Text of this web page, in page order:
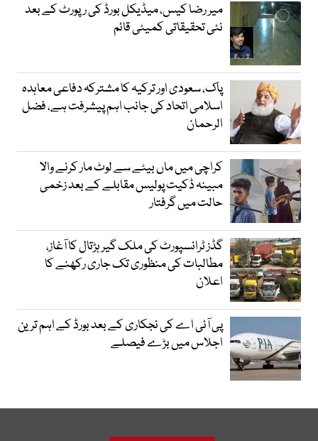
میر رضا کیس، میڈیکل بورڈ کی رپورٹ کے بعد
نئی تحقیقاتی کمیٹی قائم
پاک، سعودی اور ترکیہ کا مشترکہ دفاعی معاہدہ
اسلامی اتحاد کی جانب اہم پیشرفت ہے، فضل
الرحمان
کراچی میں ماں بیٹے سے لوٹ مار کرنے والا
مبینہ ڈکیت پولیس مقابلے کے بعد زخمی
حالت میں گرفتار
گڈز ٹرانسپورٹ کی ملک گیر ہڑتال کا آغاز،
مطالبات کی منظوری تک جاری رکھنے کا
اعلان
پی آئی اے کی نجکاری کے بعد بورڈ کے اہم ترین
اجلاس میں بڑے فیصلے